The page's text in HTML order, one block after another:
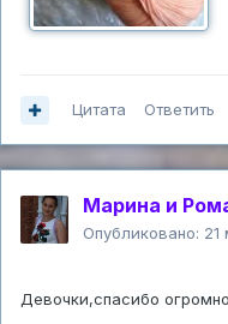
Цитата Ответить
Марина и
Опубликовано: 21
Девочки,спасибо